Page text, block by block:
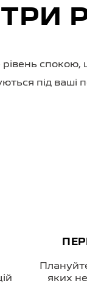
ТРИ
спокою,
під ваші